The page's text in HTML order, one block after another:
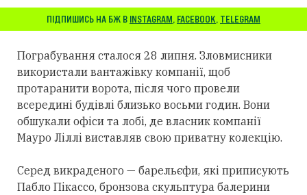
ПІДПИШИСЬ НА БЖ В INSTAGRAM, FACEBOOK, TELEGRAM
Пограбування сталося 28 липня. Зловмисники
використали вантажівку компанії, щоб
протаранити ворота, після чого провели
всередині будівлі близько восьми годин. Вони
обшукали офіси та лобі, де власник компанії
Мауро Ліллі виставляв свою приватну колекцію.
Серед викраденого — барельєфи, які приписують
Пабло Пікассо, бронзова скульптура балерини